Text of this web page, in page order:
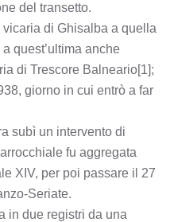
del transetto.
di Ghisalba a quella
quest’ultima anche
di Trescore Balneario[1];
giorno in cui entrò a far
subì un intervento di
fu aggregata
XIV, per poi passare il 27
Seriate.
in due registri da una